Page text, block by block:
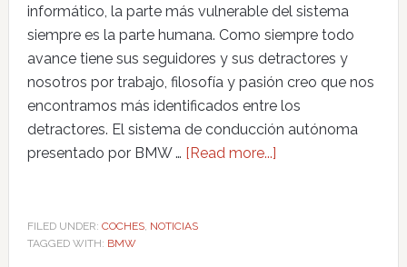
informático, la parte más vulnerable del sistema
siempre es la parte humana. Como siempre todo
avance tiene sus seguidores y sus detractores y
nosotros por trabajo, filosofía y pasión creo que nos
encontramos más identificados entre los
detractores. El sistema de conducción autónoma
presentado por BMW … [Read more...]
FILED UNDER: COCHES, NOTICIAS
TAGGED WITH: BMW